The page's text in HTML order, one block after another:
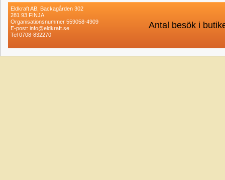
Eldkraft AB, Backagården 302
281 93 FINJA
Organisationsnummer 559058-4909
E-post: info@eldkraft.se
Tel 0708-832270
Antal besök i